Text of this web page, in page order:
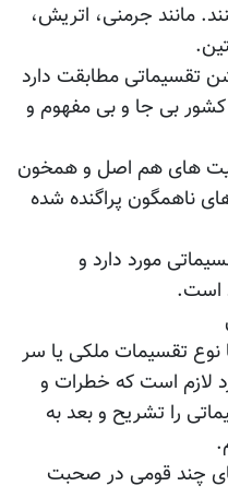
مانند جرمنی، اتریش،
تقسیماتی مطابقت دارد
بی جا و بی مفهوم و
های هم اصل و همخون
ناهمگون پراگنده شده
مورد دارد و
است.
نوع تقسیمات ملکی یا سر
لازم است که خطرات و
را تشریح و بعد به
چند قومی در صحبت